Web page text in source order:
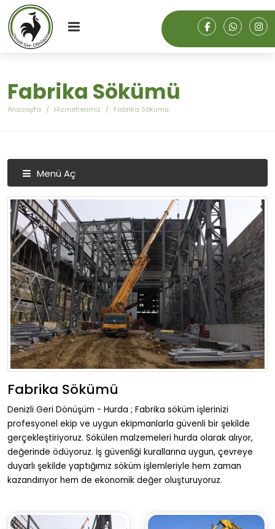
Fabrika Sökümü
Anasayfa Hizmetlerimiz Fabrika Sökümü
Menü Aç
Fabrika Sökümü
Denizli Geri Dönüşüm - Hurda ; Fabrika söküm işlerinizi
profesyonel ekip ve uygun ekipmanlarla güvenli bir şekilde
gerçekleştiriyoruz. Sökülen malzemeleri hurda olarak alıyor,
değerinde ödüyoruz. İş güvenliği kurallarına uygun, çevreye
duyarlı şekilde yaptığımız söküm işlemleriyle hem zaman
kazandırıyor hem de ekonomik değer oluşturuyoruz.